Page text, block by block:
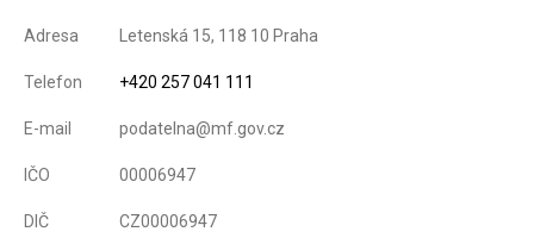
Adresa Letenská 15, 118 10 Praha
Telefon +420 257 041 111
E-mail podatelna@mf.gov.cz
IČO 00006947
DIČ CZ00006947